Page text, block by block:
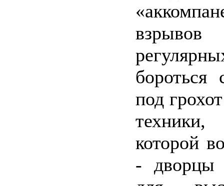
взрывов
бороться
под
которой
- дворцы